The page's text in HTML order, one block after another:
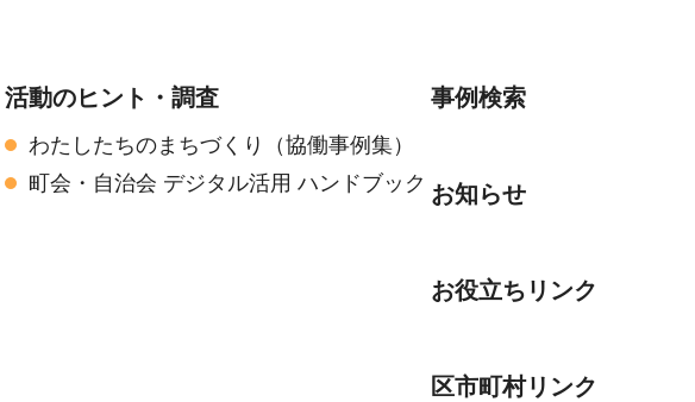
活動のヒント・調査
わたしたちのまちづくり（協働事例集）
町会・自治会 デジタル活用 ハンドブック
事例検索
お知らせ
お役立ちリンク
区市町村リンク